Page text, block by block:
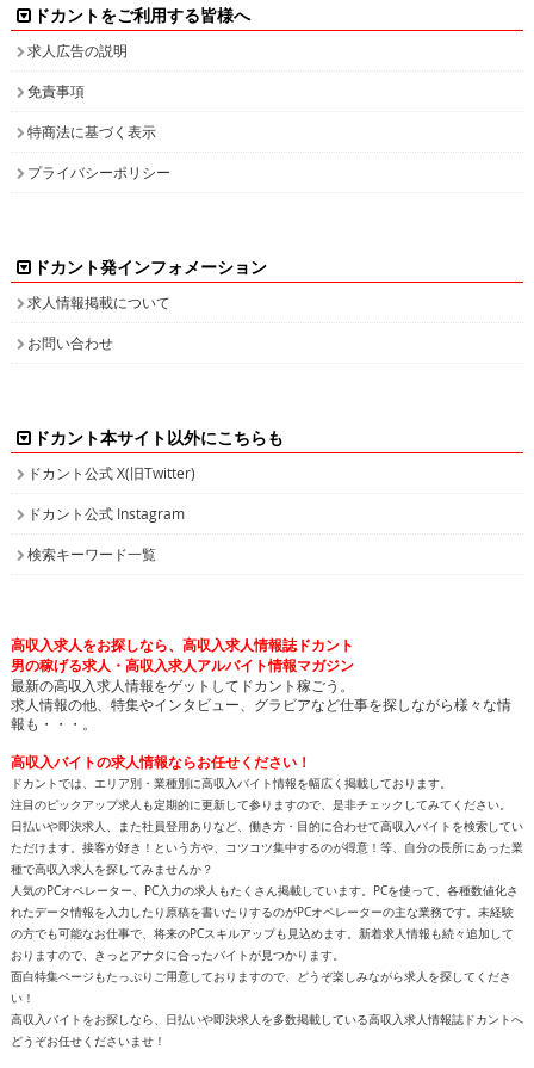
ドカントをご利用する皆様へ
求人広告の説明
免責事項
特商法に基づく表示
プライバシーポリシー
ドカント発インフォメーション
求人情報掲載について
お問い合わせ
ドカント本サイト以外にこちらも
ドカント公式 X(旧Twitter)
ドカント公式 Instagram
検索キーワード一覧
高収入求人をお探しなら、高収入求人情報誌ドカント
男の稼げる求人・高収入求人アルバイト情報マガジン
最新の高収入求人情報をゲットしてドカント稼ごう。
求人情報の他、特集やインタビュー、グラビアなど仕事を探しながら様々な情
報も・・・。
高収入バイトの求人情報ならお任せください！
ドカントでは、エリア別・業種別に高収入バイト情報を幅広く掲載しております。
注目のピックアップ求人も定期的に更新して参りますので、是非チェックしてみてください。
日払いや即決求人、また社員登用ありなど、働き方・目的に合わせて高収入バイトを検索してい
ただけます。接客が好き！という方や、コツコツ集中するのが得意！等、自分の長所にあった業
種で高収入求人を探してみませんか？
人気のPCオペレーター、PC入力の求人もたくさん掲載しています。PCを使って、各種数値化さ
れたデータ情報を入力したり原稿を書いたりするのがPCオペレーターの主な業務です。未経験
の方でも可能なお仕事で、将来のPCスキルアップも見込めます。新着求人情報も続々追加して
おりますので、きっとアナタに合ったバイトが見つかります。
面白特集ページもたっぷりご用意しておりますので、どうぞ楽しみながら求人を探してくださ
い！
高収入バイトをお探しなら、日払いや即決求人を多数掲載している高収入求人情報誌ドカントへ
どうぞお任せくださいませ！